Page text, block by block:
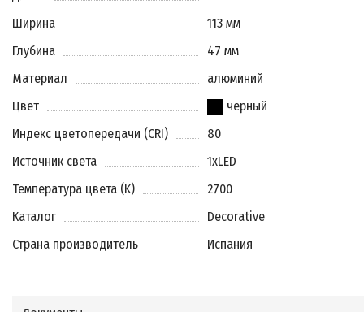
Ширина
113 мм
Глубина
47 мм
Материал
алюминий
Цвет
черный
Индекс цветопередачи (CRI)
80
Источник света
1xLED
Температура цвета (K)
2700
Каталог
Decorative
Страна производитель
Испания